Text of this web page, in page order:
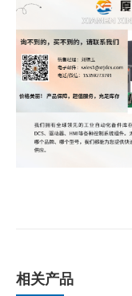
相关产品